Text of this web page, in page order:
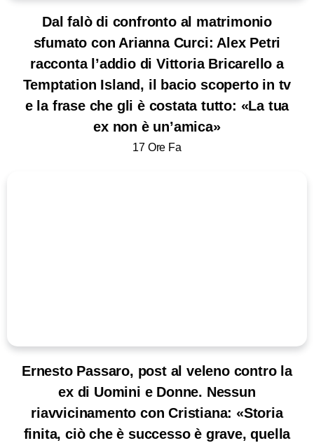
Dal falò di confronto al matrimonio
sfumato con Arianna Curci: Alex Petri
racconta l’addio di Vittoria Bricarello a
Temptation Island, il bacio scoperto in tv
e la frase che gli è costata tutto: «La tua
ex non è un’amica»
17 Ore Fa
Ernesto Passaro, post al veleno contro la
ex di Uomini e Donne. Nessun
riavvicinamento con Cristiana: «Storia
finita, ciò che è successo è grave, quella